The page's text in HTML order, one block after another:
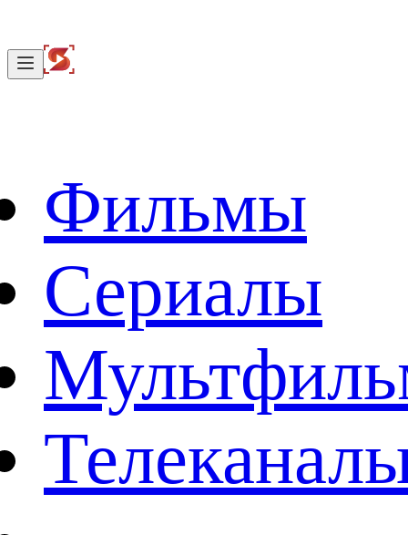
Фильмы
Сериалы